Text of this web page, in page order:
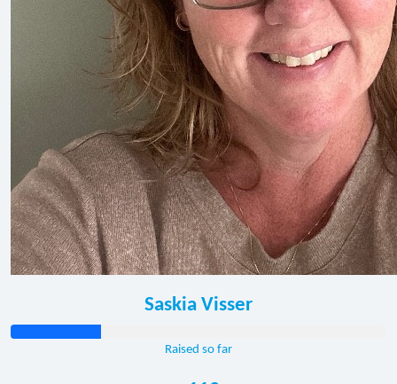
Saskia Visser
Raised so far